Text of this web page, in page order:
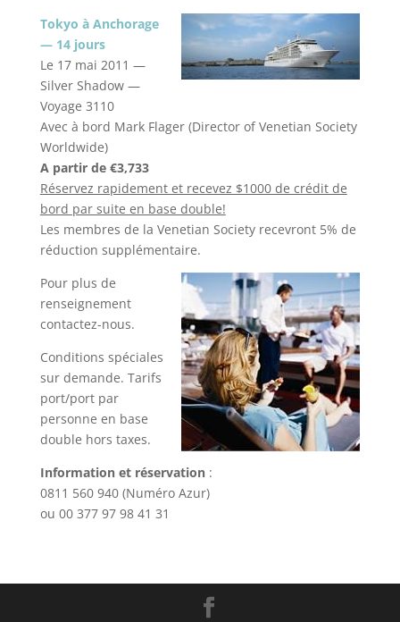
Tokyo à Anchorage
— 14 jours
Le 17 mai 2011 —
Silver Shadow —
Voyage 3110
Avec à bord Mark Flager (Director of Venetian Society
Worldwide)
A partir de €3,733
Réservez rapidement et recevez $1000 de crédit de
bord par suite en base double!
Les membres de la Venetian Society recevront 5% de
réduction supplémentaire.
Pour plus de
renseignement
contactez-nous.
Conditions spéciales
sur demande. Tarifs
port/port par
personne en base
double hors taxes.
Information et réservation:
0811 560 940 (Numéro Azur)
ou 00 377 97 98 41 31